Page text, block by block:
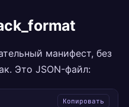
манифест, без
Это JSON-файл:
Копировать